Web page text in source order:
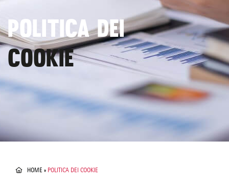
POLITICA DEI
COOKIE
HOME » POLITICA DEI COOKIE